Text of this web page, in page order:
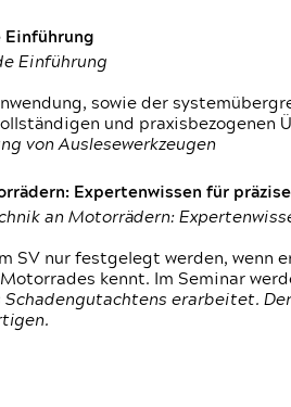
Einführung
Einführung
sowie der
und praxisbezogenen
von Auslesewerkzeugen
Expertenwissen für
an Motorrädern:
SV nur festgelegt werden,
kennt. Im Seminar
erarbeitet.